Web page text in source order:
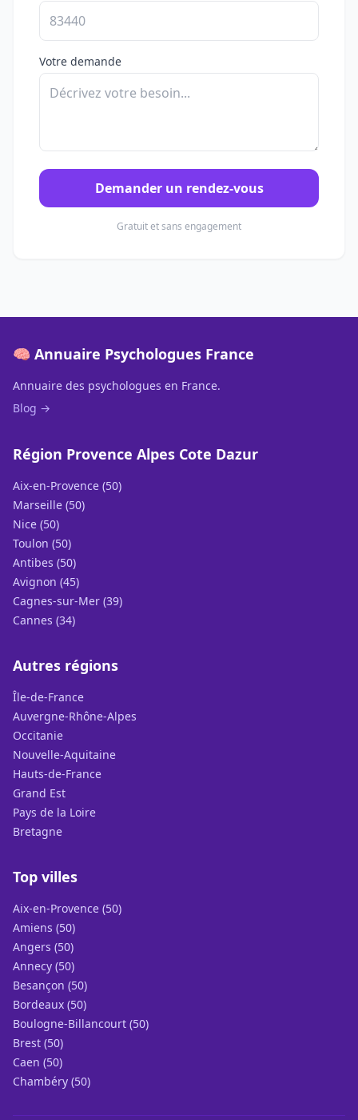
Votre demande
Demander un rendez-vous
Gratuit et sans engagement
🧠 Annuaire Psychologues France
Annuaire des psychologues en France.
Blog →
Région Provence Alpes Cote Dazur
Aix-en-Provence (50)
Marseille (50)
Nice (50)
Toulon (50)
Antibes (50)
Avignon (45)
Cagnes-sur-Mer (39)
Cannes (34)
Autres régions
Île-de-France
Auvergne-Rhône-Alpes
Occitanie
Nouvelle-Aquitaine
Hauts-de-France
Grand Est
Pays de la Loire
Bretagne
Top villes
Aix-en-Provence (50)
Amiens (50)
Angers (50)
Annecy (50)
Besançon (50)
Bordeaux (50)
Boulogne-Billancourt (50)
Brest (50)
Caen (50)
Chambéry (50)